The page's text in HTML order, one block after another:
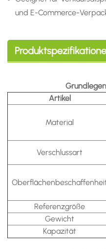
und E-Commerce-
Artikel
Material
Verschlussart
Referenzgröße
Gewicht
Kapazität